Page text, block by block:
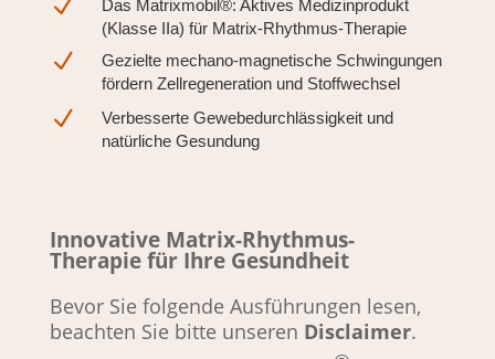
N
Das Matrixmobil®: Aktives Medizinprodukt
(Klasse IIa) für Matrix-Rhythmus-Therapie
N
Gezielte mechano-magnetische Schwingungen
fördern Zellregeneration und Stoffwechsel
N
Verbesserte Gewebedurchlässigkeit und
natürliche Gesundung
Innovative Matrix-Rhythmus-
Therapie für Ihre Gesundheit
Bevor Sie folgende Ausführungen lesen,
beachten Sie bitte unseren Disclaimer.